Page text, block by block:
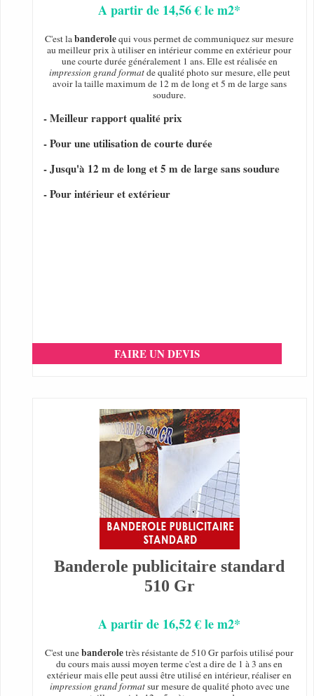
A partir de 14,56 € le m2*
C'est labanderolequi vous permet de communiquez sur mesure
au meilleur prix à utiliser en intérieur comme en extérieur pour
une courte durée généralement 1 ans. Elle est réalisée en
impression grand formatde qualité photo sur mesure, elle peut
avoir la taille maximum de 12 m de long et 5 m de large sans
soudure.
- Meilleur rapport qualité prix
- Pour une utilisation de courte durée
- Jusqu'à 12 m de long et 5 m de large sans soudure
- Pour intérieur et extérieur
FAIRE UN DEVIS
Banderole publicitaire standard
510 Gr
A partir de 16,52 € le m2*
C'est unebanderoletrès résistante de 510 Gr parfois utilisé pour
du cours mais aussi moyen terme c'est a dire de 1 à 3 ans en
extérieur mais elle peut aussi être utilisé en intérieur, réaliser en
impression grand formatsur mesure de qualité photo avec une